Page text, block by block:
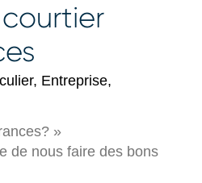
Entreprise,
»
de nous faire des bons